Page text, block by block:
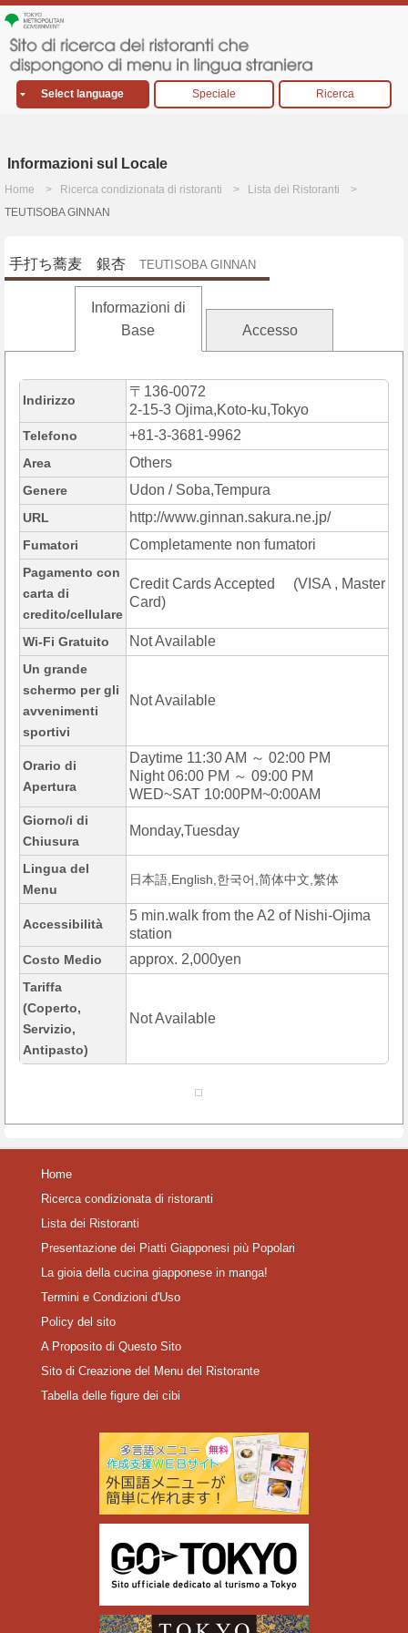
Select language Speciale Ricerca
Informazioni sul Locale
Home Ricerca condizionata di ristoranti
Lista dei Ristoranti
TEUTISOBA GINNAN
手打ち蕎麦 銀杏 TEUTISOBA GINNAN
Informazioni di
Base
Accesso
Indirizzo
〒136-0072
2-15-3 Ojima,Koto-ku,Tokyo
Telefono +81-3-3681-9962
Area Others
Genere Udon / Soba,Tempura
URL http://www.ginnan.sakura.ne.jp/
Fumatori Completamente non fumatori
Pagamento con
carta di
credito/cellulare
Credit Cards Accepted (VISA , Master
Card)
Wi-Fi Gratuito Not Available
Un grande
schermo per gli
avvenimenti
sportivi
Not Available
Orario di
Apertura
Daytime 11:30 AM ～ 02:00 PM
Night 06:00 PM ～ 09:00 PM
WED~SAT 10:00PM~0:00AM
Giorno/i di
Chiusura
Monday,Tuesday
Lingua del
Menu
日本語,English,한국어,简体中文,繁体
Accessibilità
5 min.walk from the A2 of Nishi-Ojima
station
Costo Medio approx. 2,000yen
Tariffa
(Coperto,
Servizio,
Antipasto)
Not Available
Home
Ricerca condizionata di ristoranti
Lista dei Ristoranti
Presentazione dei Piatti Giapponesi più Popolari
La gioia della cucina giapponese in manga!
Termini e Condizioni d'Uso
Policy del sito
A Proposito di Questo Sito
Sito di Creazione del Menu del Ristorante
Tabella delle figure dei cibi